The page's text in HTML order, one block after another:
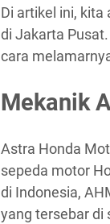
Di artikel ini,
di Jakarta
cara
Mekanik
Astra Honda
sepeda motor
di Indonesia,
yang tersebar di